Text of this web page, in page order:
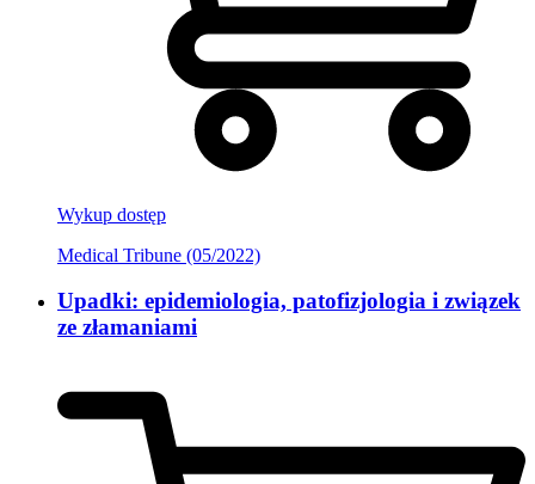
Wykup dostęp
Medical Tribune (05/2022)
Upadki: epidemiologia, patofizjologia i związek
ze złamaniami